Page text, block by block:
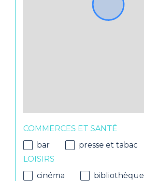
COMMERCES ET SANTÉ
bar
presse et tabac
LOISIRS
cinéma
bibliothèque